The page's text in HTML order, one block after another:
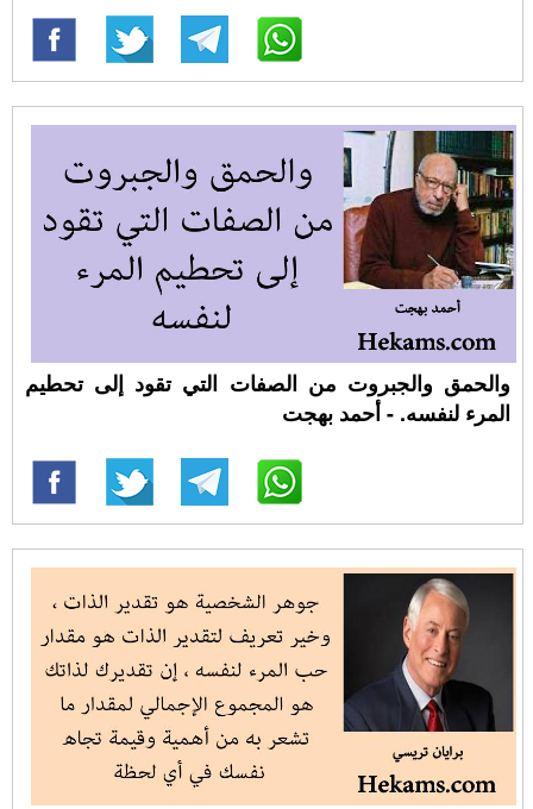
والحمق والجبروت من الصفات التي تقود إلى تحطيم
المرء لنفسه. - أحمد بهجت